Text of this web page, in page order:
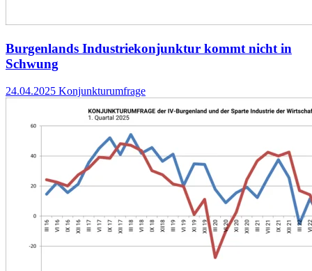
Burgenlands Industriekonjunktur kommt nicht in
Schwung
24.04.2025 Konjunkturumfrage